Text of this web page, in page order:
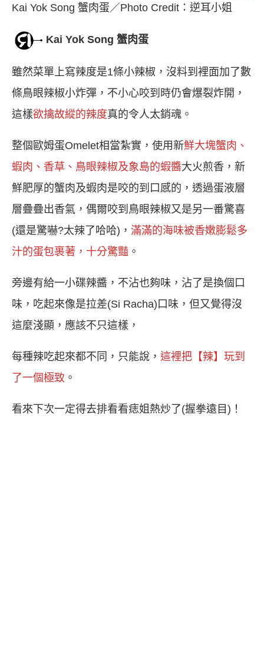
Kai Yok Song 蟹肉蛋／Photo Credit：逆耳小姐
Kai Yok Song 蟹肉蛋
雖然菜單上寫辣度是1條小辣椒，沒料到裡面加了數
條鳥眼辣椒小炸彈，不小心咬到時仍會爆裂炸開，
這樣欲擒故縱的辣度真的令人太銷魂。
整個歐姆蛋Omelet相當紮實，使用新鮮大塊蟹肉、
蝦肉、香草、鳥眼辣椒及象島的蝦醬大火煎香，新
鮮肥厚的蟹肉及蝦肉是咬的到口感的，透過蛋液層
層疊疊出香氣，偶爾咬到鳥眼辣椒又是另一番驚喜
(還是驚嚇?太辣了哈哈)， 滿滿的海味被香嫩膨鬆多
汁的蛋包裹著，十分驚豔 。
旁邊有給一小碟辣醬，不沾也夠味，沾了是換個口
味，吃起來像是拉差(Si Racha)口味，但又覺得沒
這麼淺顯，應該不只這樣，
每種辣吃起來都不同，只能說， 這裡把【辣】玩到
了一個極致 。
看來下次一定得去排看看痣姐熱炒了(握拳遠目)！